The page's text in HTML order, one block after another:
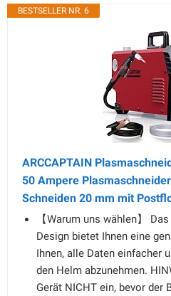
BESTSELLER NR. 6
ARCCAPTAIN
50 Ampere
Schneiden 20 mm mit
【Warum uns wählen】
Design bietet Ihnen eine
Ihnen, alle Daten einfacher
den Helm abzunehmen.
Gerät NICHT ein, bevor